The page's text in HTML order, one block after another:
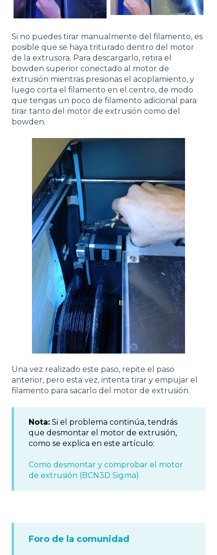
Si no puedes tirar manualmente del filamento, es
posible que se haya triturado dentro del motor
de la extrusora. Para descargarlo, retira el
bowden superior conectado al motor de
extrusión mientras presionas el acoplamiento, y
luego corta el filamento en el centro, de modo
que tengas un poco de filamento adicional para
tirar tanto del motor de extrusión como del
bowden.
Una vez realizado este paso, repite el paso
anterior, pero esta vez, intenta tirar y empujar el
filamento para sacarlo del motor de extrusión.
Nota: Si el problema continúa, tendrás
que desmontar el motor de extrusión,
como se explica en este artículo:
Como desmontar y comprobar el motor
de extrusión (BCN3D Sigma)
Foro de la comunidad